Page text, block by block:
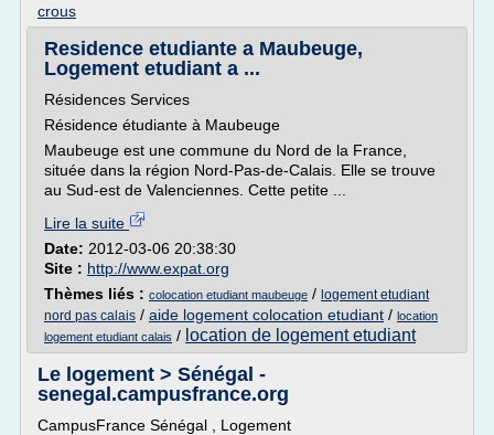
crous
Residence etudiante a Maubeuge,
Logement etudiant a ...
Résidences Services
Résidence étudiante à Maubeuge
Maubeuge est une commune du Nord de la France,
située dans la région Nord-Pas-de-Calais. Elle se trouve
au Sud-est de Valenciennes. Cette petite ...
Lire la suite
Date: 2012-03-06 20:38:30
Site : http://www.expat.org
Thèmes liés : colocation etudiant maubeuge / logement etudiant
nord pas calais / aide logement colocation etudiant / location
logement etudiant calais / location de logement etudiant
Le logement > Sénégal -
senegal.campusfrance.org
CampusFrance Sénégal , Logement